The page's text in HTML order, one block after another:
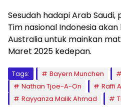
Sesudah hadapi Arab
Tim nasional Indonesia
Australia untuk mainkan
Maret 2025 kedepan.
Tags: Bayern Munchen
Nathan Tjoe-A-On
Raffi
Rayyanza Malik Ahmad